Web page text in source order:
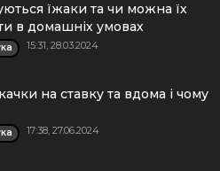
їжаки та чи можна їх
в домашніх умовах
15:31, 28.03.2024
на ставку та вдома і чому
17:38, 27.06.2024